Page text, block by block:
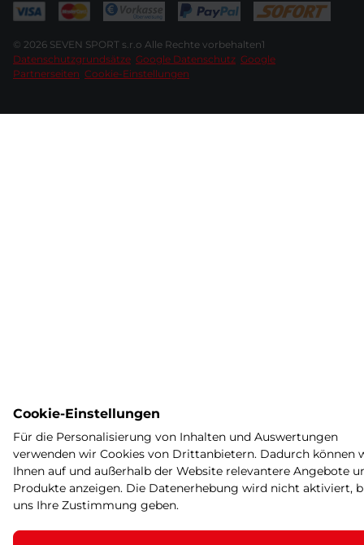
© 2026 SEVEN SPORT s.r.o Alle Rechte vorbehalten1
Datenschutzgrundsätze Google Datenschutz Google
Partnerseiten Cookie-Einstellungen
Cookie-Einstellungen
Für die Personalisierung von Inhalten und Auswertungen
verwenden wir Cookies von Drittanbietern. Dadurch können
Ihnen auf und außerhalb der Website relevantere Angebote
Produkte anzeigen. Die Datenerhebung wird nicht aktiviert,
uns Ihre Zustimmung geben.